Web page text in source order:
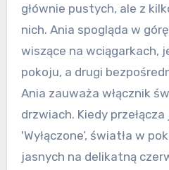
głównie pustych, ale z
nich. Ania spogląda w
wiszące na wciągarkach,
pokoju, a drugi
Ania zauważa włącznik
drzwiach. Kiedy
'Wyłączone’, światła w
jasnych na delikatną